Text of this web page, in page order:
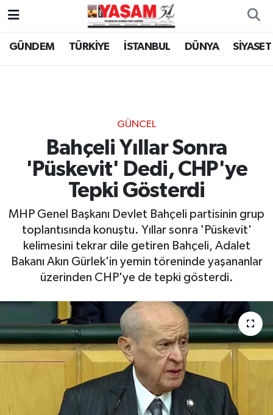
GÜNDEM TÜRKİYE İSTANBUL DÜNYA SİYASET
GÜNCEL
Bahçeli Yıllar Sonra
'Püskevit' Dedi, CHP'ye
Tepki Gösterdi
MHP Genel Başkanı Devlet Bahçeli partisinin grup
toplantısında konuştu. Yıllar sonra 'Püskevit'
kelimesini tekrar dile getiren Bahçeli, Adalet
Bakanı Akın Gürlek'in yemin töreninde yaşananlar
üzerinden CHP'ye de tepki gösterdi.